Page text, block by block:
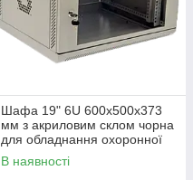
Шафа 19" 6U 600х500х373
мм з акриловим склом чорна
для обладнання охоронної
системи з корисною
глибиною 460 мм та
В наявності